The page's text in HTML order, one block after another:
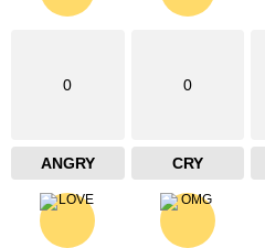
0
ANGRY
0
CRY